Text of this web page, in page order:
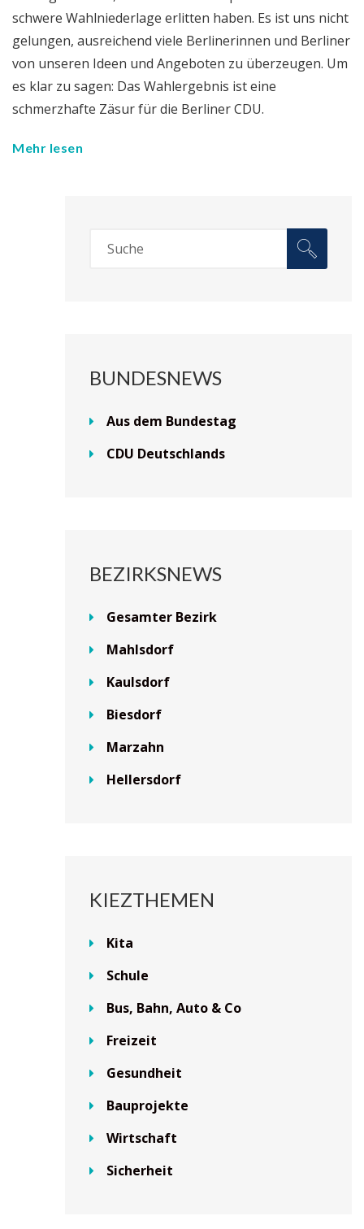
schwere Wahlniederlage erlitten haben. Es ist uns nicht
gelungen, ausreichend viele Berlinerinnen und Berliner
von unseren Ideen und Angeboten zu überzeugen. Um
es klar zu sagen: Das Wahlergebnis ist eine
schmerzhafte Zäsur für die Berliner CDU.
Mehr lesen
BUNDESNEWS
Aus dem Bundestag
CDU Deutschlands
BEZIRKSNEWS
Gesamter Bezirk
Mahlsdorf
Kaulsdorf
Biesdorf
Marzahn
Hellersdorf
KIEZTHEMEN
Kita
Schule
Bus, Bahn, Auto & Co
Freizeit
Gesundheit
Bauprojekte
Wirtschaft
Sicherheit